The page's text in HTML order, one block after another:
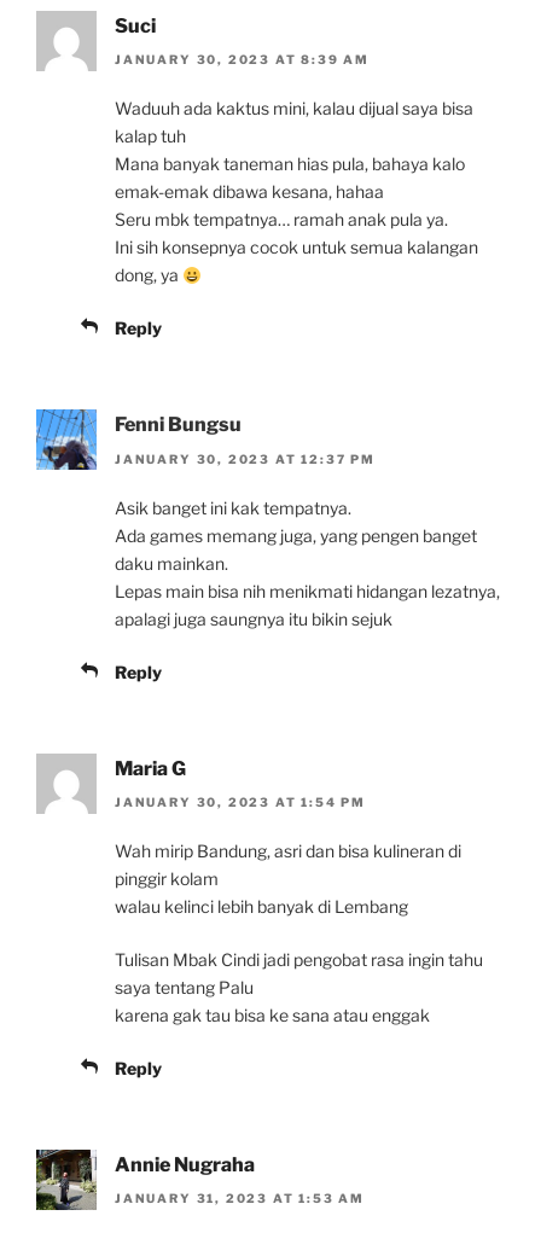
Suci
JANUARY 30, 2023 AT 8:39 AM
Waduuh ada kaktus mini, kalau dijual saya bisa
kalap tuh
Mana banyak taneman hias pula, bahaya kalo
emak-emak dibawa kesana, hahaa
Seru mbk tempatnya… ramah anak pula ya.
Ini sih konsepnya cocok untuk semua kalangan
dong, ya
Reply
Fenni Bungsu
JANUARY 30, 2023 AT 12:37 PM
Asik banget ini kak tempatnya.
Ada games memang juga, yang pengen banget
daku mainkan.
Lepas main bisa nih menikmati hidangan lezatnya,
apalagi juga saungnya itu bikin sejuk
Reply
Maria G
JANUARY 30, 2023 AT 1:54 PM
Wah mirip Bandung, asri dan bisa kulineran di
pinggir kolam
walau kelinci lebih banyak di Lembang
Tulisan Mbak Cindi jadi pengobat rasa ingin tahu
saya tentang Palu
karena gak tau bisa ke sana atau enggak
Reply
Annie Nugraha
JANUARY 31, 2023 AT 1:53 AM